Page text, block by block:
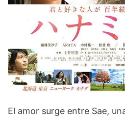
El amor surge entre Sae,